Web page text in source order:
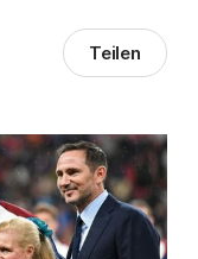
Teilen